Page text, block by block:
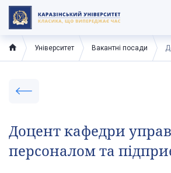
Університет Вакантні посади
Доцент кафедри
персоналом та